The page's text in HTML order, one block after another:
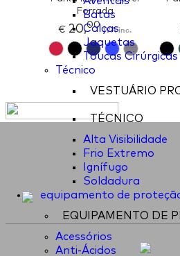
Batas
Calças
Jaquetas
Toucas Cirúrgicas
Técnico
VESTUÁRIO
TÉCNICO
Alta Visibilidade
Frio Extremo
Ignífugo
Soldadura
equipamento de
EQUIPAMENTO DE
Acessórios
Anti-Ácidos
Forrada
€ 20,00 IVA inc.